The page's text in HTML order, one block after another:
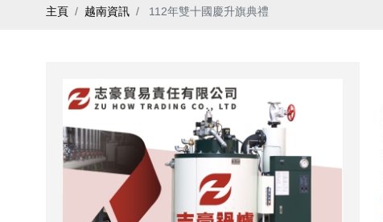
主頁 越南資訊 ​ 112年雙十國慶升旗典禮 ​